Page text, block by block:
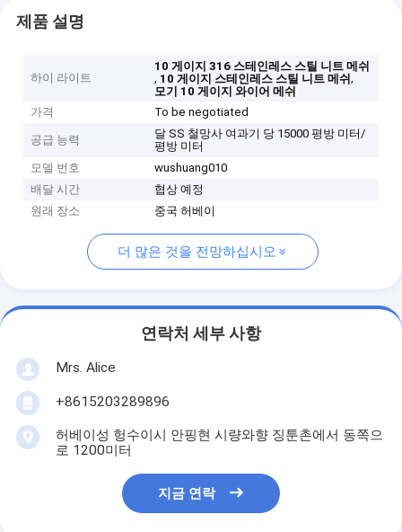
제품 설명
하이 라이트
10 게이지 316 스테인레스 스틸 니트 메쉬
, 10 게이지 스테인레스 스틸 니트 메쉬,
모기 10 게이지 와이어 메쉬
가격
To be negotiated
공급 능력
달 SS 철망사 여과기 당 15000 평방 미터/
평방 미터
모델 번호
wushuang010
배달 시간
협상 예정
원래 장소
중국 허베이
더 많은 것을 전망하십시오
연락처 세부 사항
Mrs. Alice
+8615203289896
허베이성 헝수이시 안핑현 시량와향 징툰촌에서 동쪽으
로 1200미터
지금 연락